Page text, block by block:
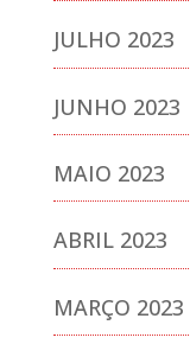
JULHO 2023
JUNHO 2023
MAIO 2023
ABRIL 2023
MARÇO 2023